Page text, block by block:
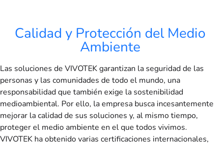
Calidad y Protección del Medio
Ambiente
Las soluciones de VIVOTEK garantizan la seguridad de las
personas y las comunidades de todo el mundo, una
responsabilidad que también exige la sostenibilidad
medioambiental. Por ello, la empresa busca incesantemente
mejorar la calidad de sus soluciones y, al mismo tiempo,
proteger el medio ambiente en el que todos vivimos.
VIVOTEK ha obtenido varias certificaciones internacionales,